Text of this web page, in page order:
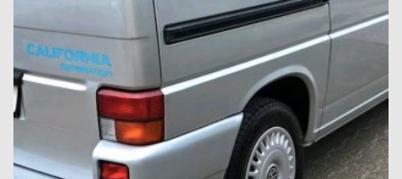
T1, T6, ID BUZZ ?
VW BUS T1
ONLINEBERATUNG T1
SCHEUNENFUND
VW BUS T2
T2 ANZEIGE UND